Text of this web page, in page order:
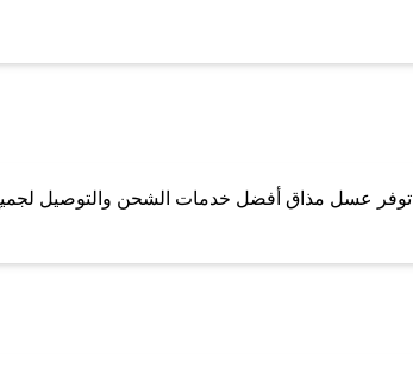
لا تقلق! يمكنك التواصل مع
توفر عسل مذاق أفضل خدمات الشحن والتوصيل لجميع